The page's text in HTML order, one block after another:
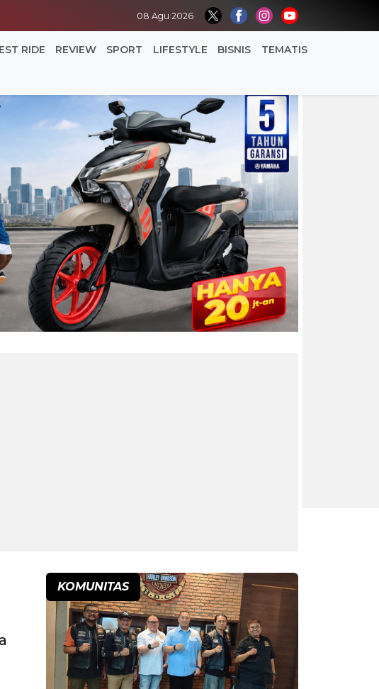
08 Agu 2026
RIDE REVIEW SPORT LIFESTYLE BISNIS TEMATIS
KOMUNITAS